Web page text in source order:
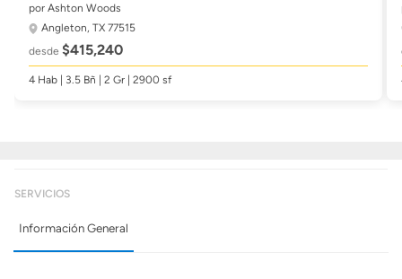
por Ashton Woods
Angleton, TX 77515
desde $415,240
4 Hab | 3.5 Bñ | 2 Gr | 2900 sf
SERVICIOS
Información General